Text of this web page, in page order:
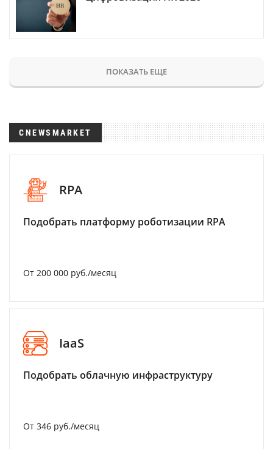
ПОКАЗАТЬ ЕЩЕ
CNEWSMARKET
RPA
Подобрать платформу роботизации RPA
От 200 000 руб./месяц
IaaS
Подобрать облачную инфраструктуру
От 346 руб./месяц